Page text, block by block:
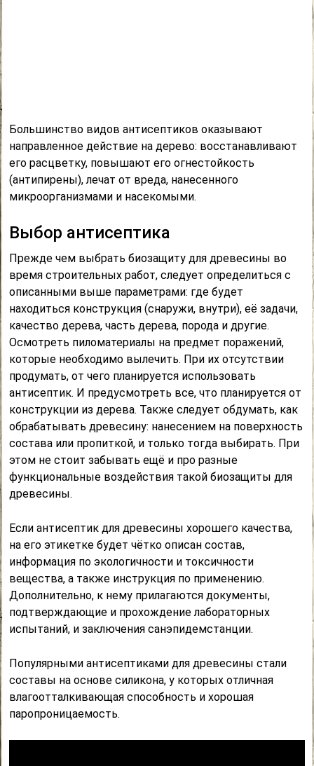
Большинство видов антисептиков оказывают
направленное действие на дерево: восстанавливают
его расцветку, повышают его огнестойкость
(антипирены), лечат от вреда, нанесенного
микроорганизмами и насекомыми.
Выбор антисептика
Прежде чем выбрать биозащиту для древесины во
время строительных работ, следует определиться с
описанными выше параметрами: где будет
находиться конструкция (снаружи, внутри), её задачи,
качество дерева, часть дерева, порода и другие.
Осмотреть пиломатериалы на предмет поражений,
которые необходимо вылечить. При их отсутствии
продумать, от чего планируется использовать
антисептик. И предусмотреть все, что планируется от
конструкции из дерева. Также следует обдумать, как
обрабатывать древесину: нанесением на поверхность
состава или пропиткой, и только тогда выбирать. При
этом не стоит забывать ещё и про разные
функциональные воздействия такой биозащиты для
древесины.
Если антисептик для древесины хорошего качества,
на его этикетке будет чётко описан состав,
информация по экологичности и токсичности
вещества, а также инструкция по применению.
Дополнительно, к нему прилагаются документы,
подтверждающие и прохождение лабораторных
испытаний, и заключения санэпидемстанции.
Популярными антисептиками для древесины стали
составы на основе силикона, у которых отличная
влагоотталкивающая способность и хорошая
паропроницаемость.